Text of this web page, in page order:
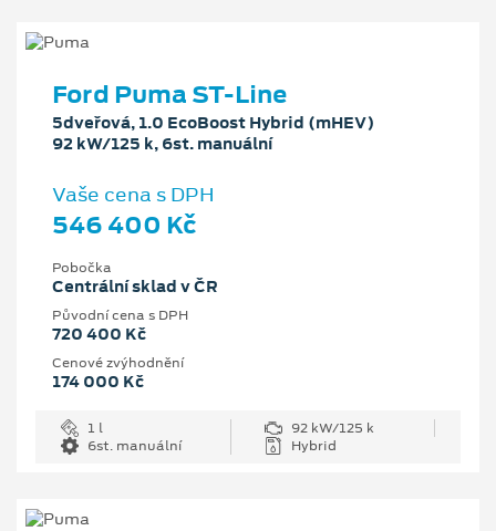
Ford Puma ST-Line
5dveřová, 1.0 EcoBoost Hybrid (mHEV)
92 kW/125 k, 6st. manuální
Vaše cena s DPH
546 400 Kč
Pobočka
Centrální sklad v ČR
Původní cena s DPH
720 400 Kč
Cenové zvýhodnění
174 000 Kč
1 l
92 kW/125 k
6st. manuální
Hybrid